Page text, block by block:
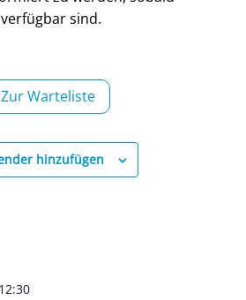
sind.
Zur War­te­lis­te
hinzufügen